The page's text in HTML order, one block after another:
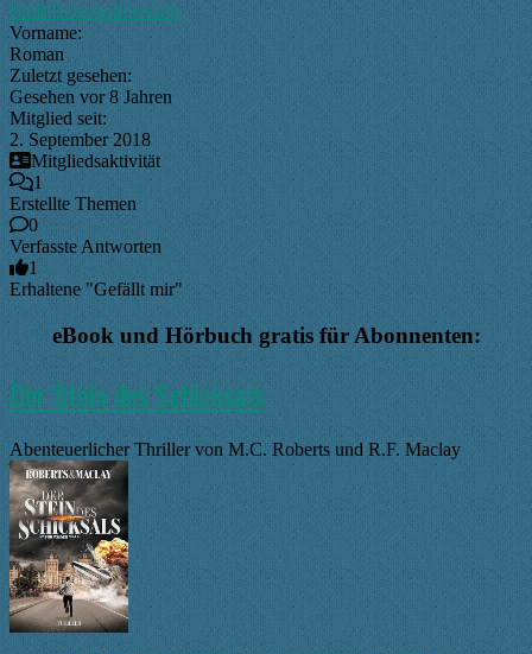
ProfilBeitragsübersicht
Vorname:
Roman
Zuletzt gesehen:
Gesehen vor 8 Jahren
Mitglied seit:
2. September 2018
Mitgliedsaktivität
1
Erstellte Themen
0
Verfasste Antworten
1
Erhaltene "Gefällt mir"
eBook und Hörbuch gratis für Abonnenten:
Der Stein des Schicksals
Abenteuerlicher Thriller von M.C. Roberts und R.F. Maclay